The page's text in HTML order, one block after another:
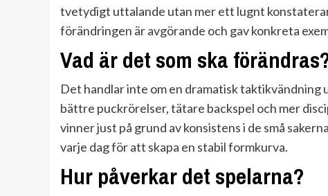
tvetydigt uttalande utan mer ett lugnt
förändringen är avgörande och gav konkreta
Vad är det som ska
Det handlar inte om en dramatisk
bättre puckrörelser, tätare backspel och mer
vinner just på grund av konsistens i de små
varje dag för att skapa en stabil formkurva.
Hur påverkar det spelarna?